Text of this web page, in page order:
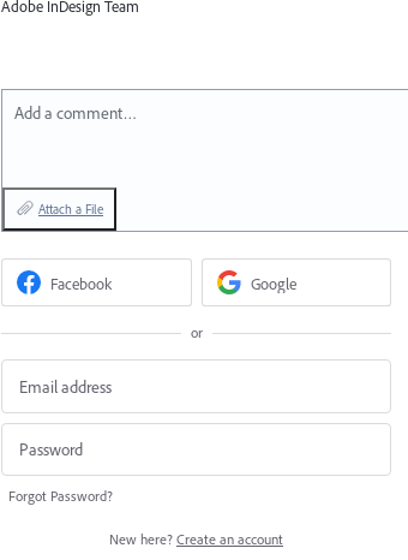
Adobe InDesign Team
Add a comment…
Attach a File
Facebook Google
or
Forgot Password?
New here? Create an account